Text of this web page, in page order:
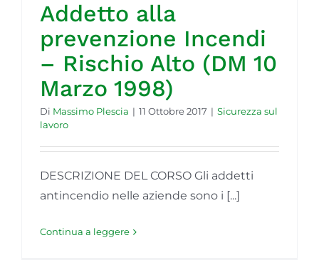
Addetto alla
prevenzione Incendi
– Rischio Alto (DM 10
Marzo 1998)
Di Massimo Plescia | 11 Ottobre 2017 | Sicurezza sul
lavoro
DESCRIZIONE DEL CORSO Gli addetti
antincendio nelle aziende sono i [...]
Continua a leggere